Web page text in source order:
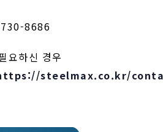
8686
요하신 경우
steelmax.co.kr/